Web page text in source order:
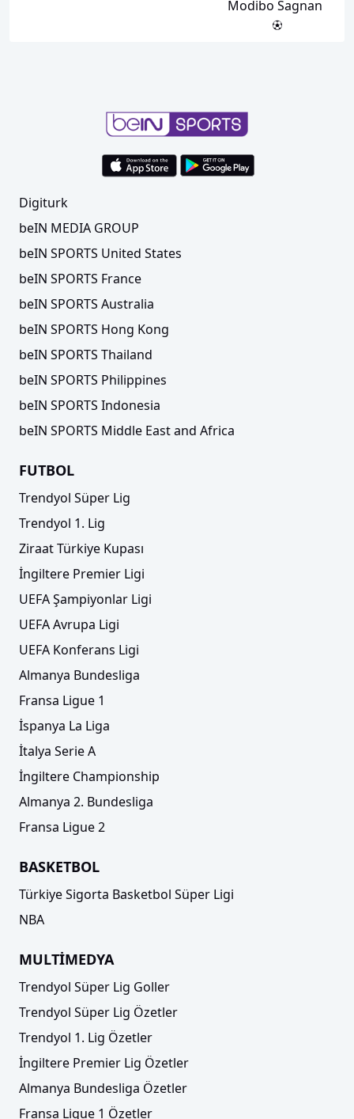
Modibo Sagnan
Digiturk
beIN MEDIA GROUP
beIN SPORTS United States
beIN SPORTS France
beIN SPORTS Australia
beIN SPORTS Hong Kong
beIN SPORTS Thailand
beIN SPORTS Philippines
beIN SPORTS Indonesia
beIN SPORTS Middle East and Africa
FUTBOL
Trendyol Süper Lig
Trendyol 1. Lig
Ziraat Türkiye Kupası
İngiltere Premier Ligi
UEFA Şampiyonlar Ligi
UEFA Avrupa Ligi
UEFA Konferans Ligi
Almanya Bundesliga
Fransa Ligue 1
İspanya La Liga
İtalya Serie A
İngiltere Championship
Almanya 2. Bundesliga
Fransa Ligue 2
BASKETBOL
Türkiye Sigorta Basketbol Süper Ligi
NBA
MULTİMEDYA
Trendyol Süper Lig Goller
Trendyol Süper Lig Özetler
Trendyol 1. Lig Özetler
İngiltere Premier Lig Özetler
Almanya Bundesliga Özetler
Fransa Ligue 1 Özetler